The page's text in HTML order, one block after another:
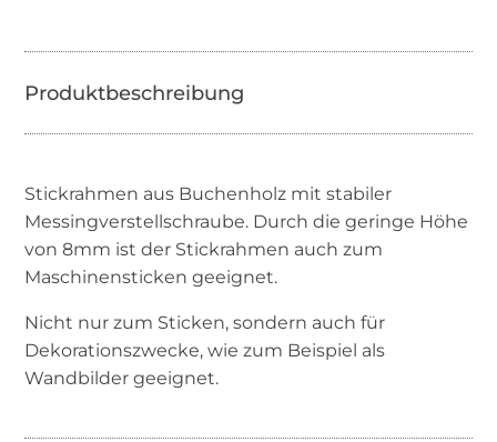
Stickrahmen aus Buchenholz mit stabiler
Messingverstellschraube. Durch die geringe Höhe
von 8mm ist der Stickrahmen auch zum
Maschinensticken geeignet.
Nicht nur zum Sticken, sondern auch für
Dekorationszwecke, wie zum Beispiel als
Wandbilder geeignet.